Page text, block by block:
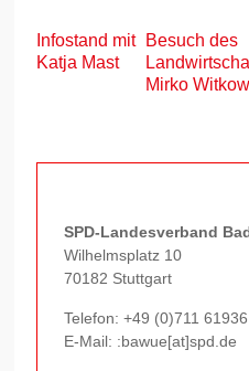
Infostand mit
Katja Mast
Besuch des
Mirko
SPD-Landesverband
Wilhelmsplatz 10
70182 Stuttgart
Telefon:+49 (0)711
E-Mail: :bawue[at]spd.de